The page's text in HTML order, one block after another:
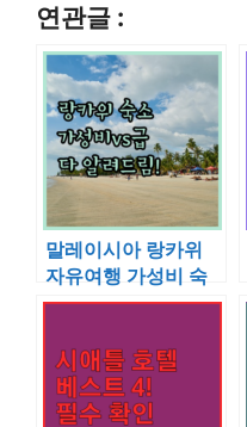
연관글 :
말레이시아 랑카위
자유여행 가성비 숙
소부터 럭셔리 리조